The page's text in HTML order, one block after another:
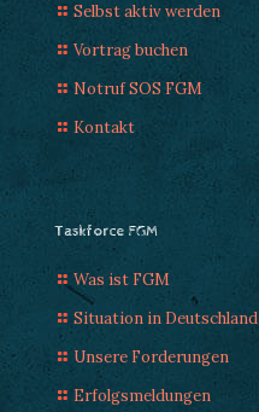
Selbst aktiv werden
Vortrag buchen
Notruf SOS FGM
Kontakt
Taskforce FGM
Was ist FGM
Situation in Deutschland
Unsere Forderungen
Erfolgsmeldungen